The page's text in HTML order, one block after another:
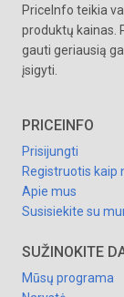
PriceInfo teikia
produktų kainas.
gauti geriausią
įsigyti.
PRICEINFO
Prisijungti
Registruotis kaip
Apie mus
Susisiekite su
SUŽINOKITE
Mūsų programa